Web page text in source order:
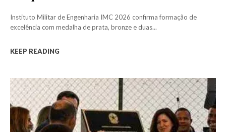
Instituto Militar de Engenharia IMC 2026 confirma formação de
excelência com medalha de prata, bronze e duas...
KEEP READING